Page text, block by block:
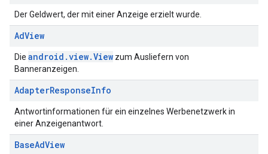
Der Geldwert, der mit einer Anzeige erzielt wurde.
AdView
Die android.view.View zum Ausliefern von
Banneranzeigen.
AdapterResponseInfo
Antwortinformationen für ein einzelnes Werbenetzwerk in
einer Anzeigenantwort.
BaseAdView